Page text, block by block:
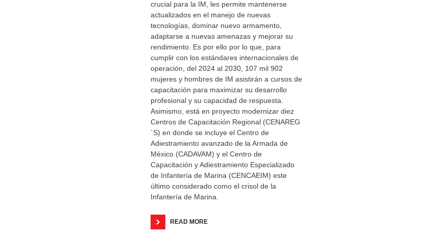
crucial para la IM, les permite mantenerse
actualizados en el manejo de nuevas
tecnologías, dominar nuevo armamento,
adaptarse a nuevas amenazas y mejorar su
rendimiento. Es por ello por lo que, para
cumplir con los estándares internacionales de
operación, del 2024 al 2030, 107 mil 902
mujeres y hombres de IM asistirán a cursos de
capacitación para maximizar su desarrollo
profesional y su capacidad de respuesta.
Asimismo, está en proyecto modernizar diez
Centros de Capacitación Regional (CENAREG
´S) en donde se incluye el Centro de
Adiestramiento avanzado de la Armada de
México (CADAVAM) y el Centro de
Capacitación y Adiestramiento Especializado
de Infantería de Marina (CENCAEIM) este
último considerado como el crisol de la
Infantería de Marina.
READ MORE